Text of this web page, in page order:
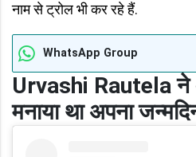
नाम से ट्रोल भी कर रहे हैं.
WhatsApp Group
Urvashi Rautelaने
मनाया था अपना